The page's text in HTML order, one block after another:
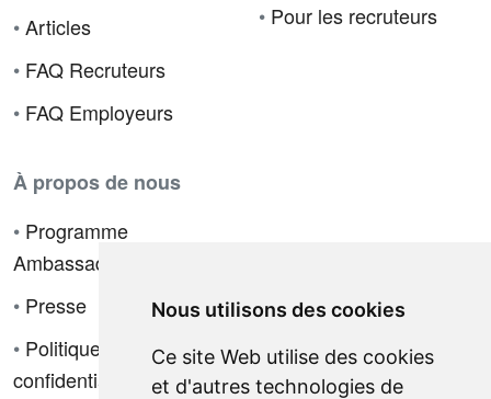
Nous utilisons des cookies
Ce site Web utilise des cookies
et d'autres technologies de
•Articles
• FAQ Recruteurs
• FAQ Employeurs
• Pour les recruteurs
À propos de nous
• Programme
Ambassadeur
• Presse
• Politique de
confidentialité